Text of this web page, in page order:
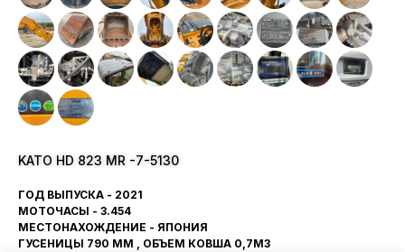
KATO HD 823 MR -7-5130
ГОД ВЫПУСКА - 2021
МОТОЧАСЫ - 3.454
МЕСТОНАХОЖДЕНИЕ - ЯПОНИЯ
ГУСЕНИЦЫ 790 ММ , ОБЪЕМ КОВША 0,7М3